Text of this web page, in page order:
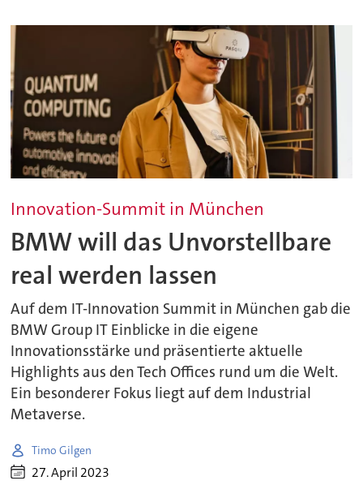
Innovation-Summit in München
BMW will das Unvorstellbare
real werden lassen
Auf dem IT-Innovation Summit in München gab die
BMW Group IT Einblicke in die eigene
Innovationsstärke und präsentierte aktuelle
Highlights aus den Tech Offices rund um die Welt.
Ein besonderer Fokus liegt auf dem Industrial
Metaverse.
Timo Gilgen
27. April 2023